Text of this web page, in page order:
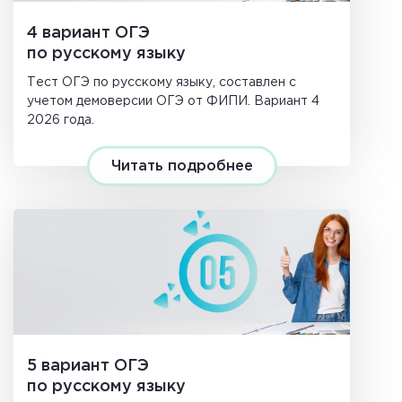
4 вариант ОГЭ
по русскому языку
Тест ОГЭ по русскому языку, составлен с
учетом демоверсии ОГЭ от ФИПИ. Вариант 4
2026 года.
Читать подробнее
5 вариант ОГЭ
по русскому языку